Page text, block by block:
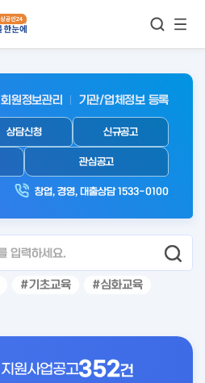
보기
회원정보관리 기관/업체정보 등록
상담신청 신규공고
관심공고
창업, 경영, 대출상담 1533-0100
기초교육
심화교육
지원사업공고352건